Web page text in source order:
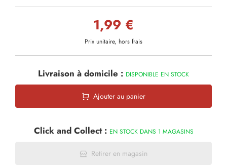
1,99 €
Prix unitaire, hors frais
Livraison à domicile : DISPONIBLE EN STOCK
Ajouter au panier
Click and Collect : EN STOCK DANS 1 MAGASINS
Retirer en magasin